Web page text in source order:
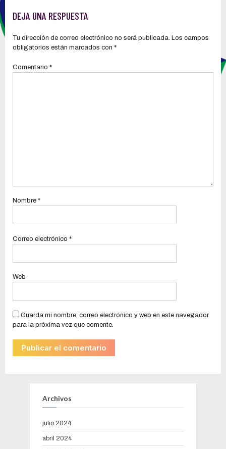
para la coordinación de
DEJA UNA RESPUESTA
Tu dirección de correo electrónico no será publicada. Los campos
obligatorios están marcados con *
Comentario *
Nombre *
Correo electrónico *
Web
Guarda mi nombre, correo electrónico y web en este navegador
para la próxima vez que comente.
Archivos
julio 2024
abril 2024